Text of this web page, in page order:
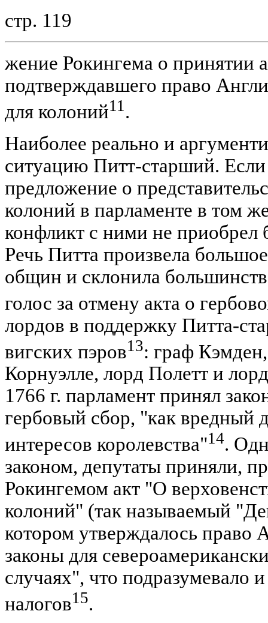
стр. 119
жение Рокингема о принятии
подтверждавшего право
для колоний11 .
Наиболее реально и
ситуацию Питт-старший.
предложение о
колоний в парламенте в том
конфликт с ними не
Речь Питта произвела
общин и склонила
голос за отмену акта о
лордов в поддержку Питта-
вигских пэров13: граф
Корнуэлле, лорд Полетт и
1766 г. парламент принял
гербовый сбор, "как вредный
интересов королевства"14.
законом, депутаты приняли,
Рокингемом акт "О
колоний" (так называемый
котором утверждалось право
законы для
случаях", что подразумевало
налогов15.